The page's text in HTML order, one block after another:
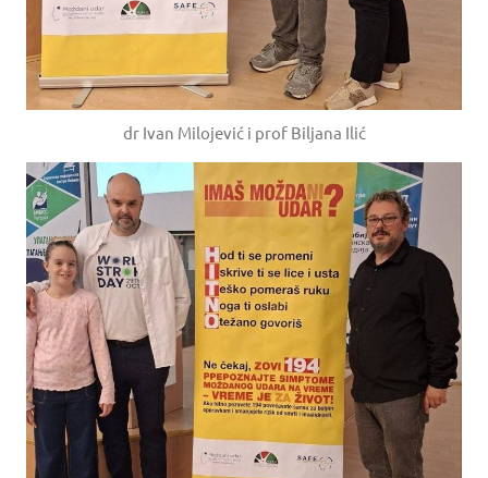
dr Ivan Milojević i prof Biljana Ilić